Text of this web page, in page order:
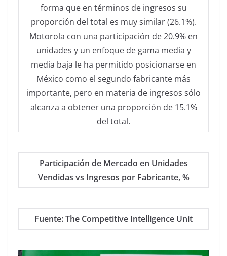
forma que en términos de ingresos su
proporción del total es muy similar (26.1%).
Motorola con una participación de 20.9% en
unidades y un enfoque de gama media y
media baja le ha permitido posicionarse en
México como el segundo fabricante más
importante, pero en materia de ingresos sólo
alcanza a obtener una proporción de 15.1%
del total.
Participación de Mercado en Unidades
Vendidas vs Ingresos por Fabricante, %
Fuente: The Competitive Intelligence Unit